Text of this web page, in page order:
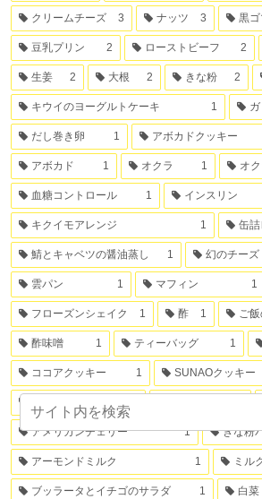
クリームチーズ 3 ナッツ 3 黒ゴ
豆乳プリン 2 ローストビーフ 2
生姜 2 大根 2 きな粉 2
キウイのヨーグルトケーキ 1
だし巻き卵 1 アボカドクッキー
アボカド 1 オクラ 1 オ
血糖コントロール 1 インスリン
キクイモアレンジ 1 缶
鯖とキャベツの醤油蒸し 1 幻のチーズ
雲パン 1 マフィン 1
フローズンシェイク 1 酢 1 ご
酢味噌 1 ティーバッグ 1
ココアクッキー 1 SUNAOクッキー
トウモロコシ
アメリカンチェリー 1 きな粉
アーモンドミルク 1 ミル
ブッラータとイチゴのサラダ 1 白菜